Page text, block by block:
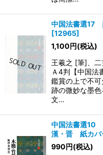
中国法書選17
[12965]
1,100円(税込)
王羲之 [筆]、二
Ａ4判【中国法
鑑賞の上で不
跡の微妙な墨
文…
中国法書選10
漢・晋 紙カバ
990円(税込)